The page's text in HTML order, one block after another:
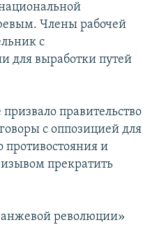
Члены рабочей
с
для выработки путей
правительство
с оппозицией для
противостояния и
прекратить
революции»